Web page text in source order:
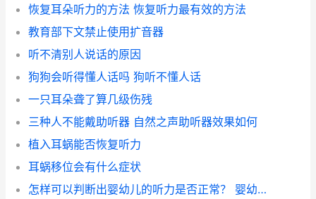
恢复耳朵听力的方法 恢复听力最有效的方法
教育部下文禁止使用扩音器
听不清别人说话的原因
狗狗会听得懂人话吗 狗听不懂人话
一只耳朵聋了算几级伤残
三种人不能戴助听器 自然之声助听器效果如何
植入耳蜗能否恢复听力
耳蜗移位会有什么症状
怎样可以判断出婴幼儿的听力是否正常？ 婴幼儿听力